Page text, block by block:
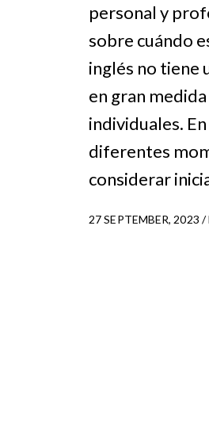
personal y
sobre cuándo
inglés no tiene
en gran
individuales.
diferentes
considerar
27 SEPTEMBER, 2023